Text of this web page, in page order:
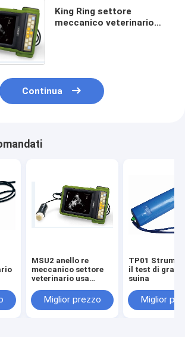
King Ring settore
meccanico veterinario
Continua
MSU2 anello re
meccanico settore
veterinario usa
Miglior prezzo
TP01
il test di
suina
Miglior